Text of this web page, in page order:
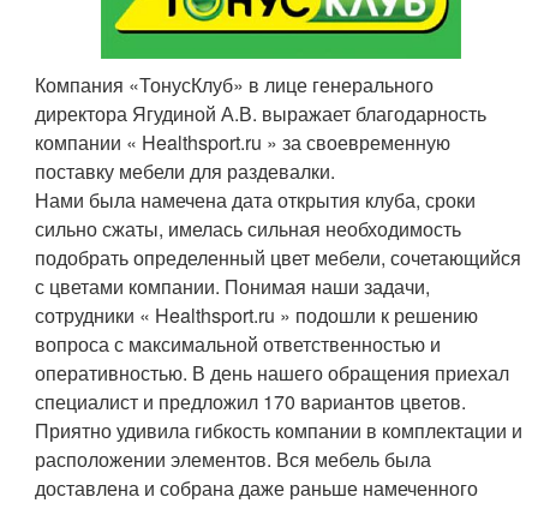
Компания «ТонусКлуб» в лице генерального
директора Ягудиной А.В. выражает благодарность
компании « Healthsport.ru » за своевременную
поставку мебели для раздевалки.
Нами была намечена дата открытия клуба, сроки
сильно сжаты, имелась сильная необходимость
подобрать определенный цвет мебели, сочетающийся
с цветами компании. Понимая наши задачи,
сотрудники « Healthsport.ru » подошли к решению
вопроса с максимальной ответственностью и
оперативностью. В день нашего обращения приехал
специалист и предложил 170 вариантов цветов.
Приятно удивила гибкость компании в комплектации и
расположении элементов. Вся мебель была
доставлена и собрана даже раньше намеченного